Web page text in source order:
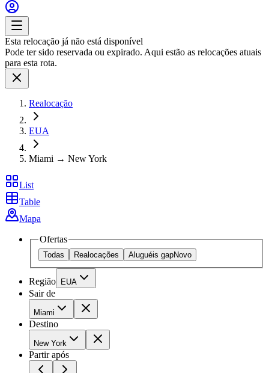
Esta relocação já não está disponível
Pode ter sido reservada ou expirado. Aqui estão as relocações atuais
para esta rota.
Realocação
EUA
Miami → New York
List
Table
Mapa
Ofertas
Todas Realocações Aluguéis gapNovo
Região EUA
Sair de
Miami
Destino
New York
Partir após